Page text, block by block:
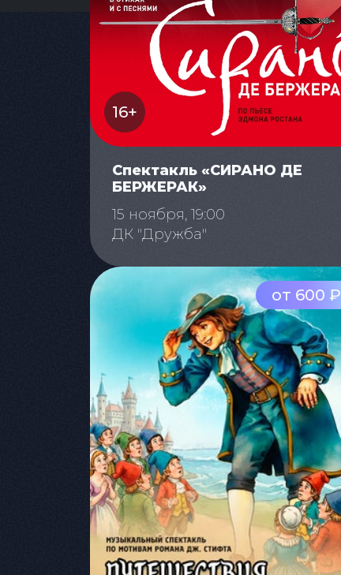
16+
Спектакль «СИРАНО ДЕ
БЕРЖЕРАК»
15 ноября, 19:00
ДК "Дружба"
от 600 ₽